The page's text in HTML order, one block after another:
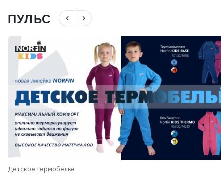
ПУЛЬС navigate_before navigate_next
Детское термобельё